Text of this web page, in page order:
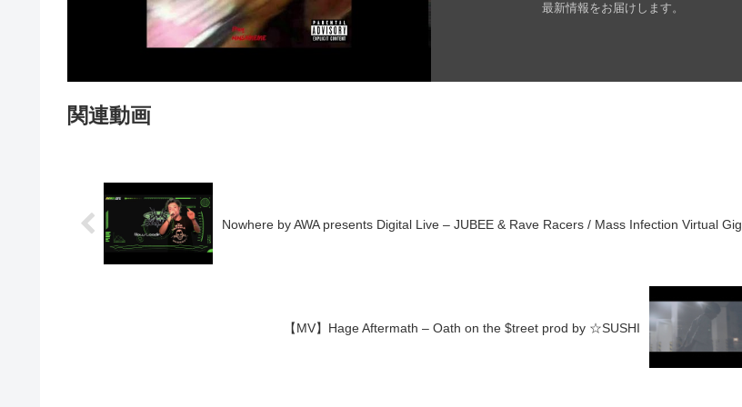
最新情報をお届けします。
関連動画
Nowhere by AWA presents Digital Live – JUBEE & Rave Racers / Mass Infection Virtual Gig
【MV】Hage Aftermath – Oath on the $treet prod by ☆SUSHI